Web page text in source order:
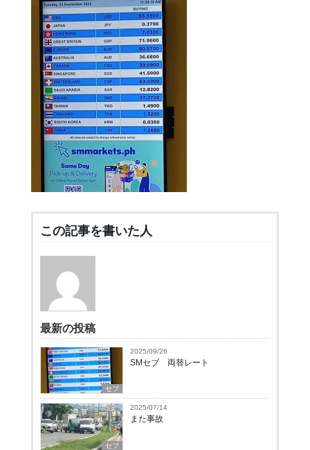
この記事を書いた人
最新の投稿
セブ
2025/09/26
SMセブ 両替レート
セブ
2025/07/14
また事故